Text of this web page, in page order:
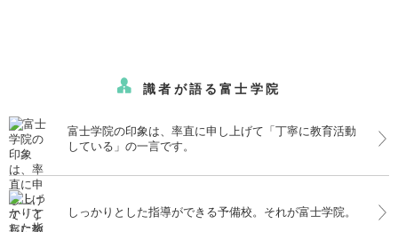
識者が語る富士学院
富士学院の印象は、率直に申し上げて「丁寧に教育活動
している」の一言です。
しっかりとした指導ができる予備校。それが富士学院。